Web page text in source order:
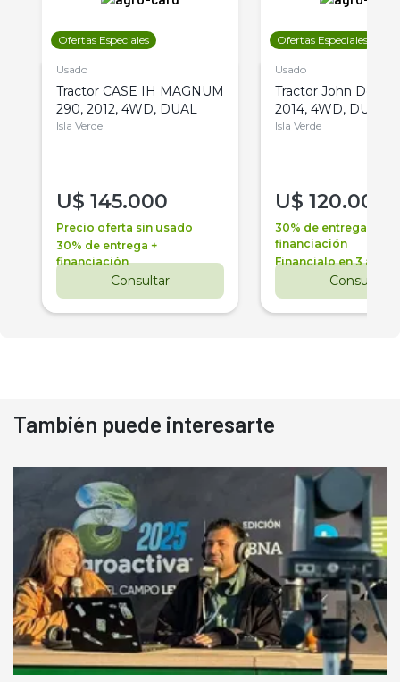
Ofertas Especiales
Usado
Tractor CASE IH MAGNUM
290, 2012, 4WD, DUAL
Isla Verde
U$ 145.000
Precio oferta sin usado
30% de entrega +
financiación
Consultar
Ofertas Especiales
Usado
Tractor John Deere
2014, 4WD, DUAL
Isla Verde
U$ 120.000
30% de entrega +
financiación
Financialo en 3 años
Consultar
También puede interesarte